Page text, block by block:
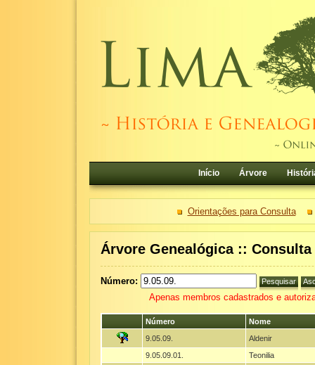
Início Árvore
Orientações para Consulta
Árvore Genealógica ::
Número:
Apenas membros cadastrados e
Número
Nome
9.05.09.
Aldenir
9.05.09.01.
Teonilia